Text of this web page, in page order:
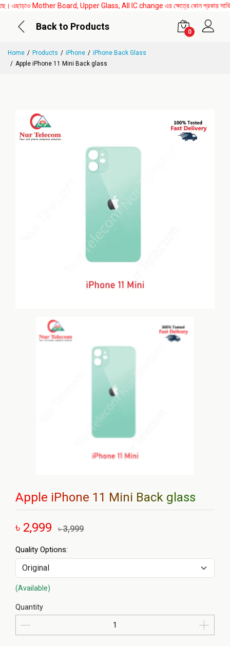
Mother Board, Upper Glass, All IC change এর ক্ষেত্রে কোন প্রকার সার্ভিস
Back to Products
0
Home Products iPhone
iPhone Back Glass
Apple iPhone 11 Mini Back glass
Apple iPhone 11 Mini Back glass
৳ 2,999 ৳ 3,999
Quality Options:
(Available)
Quantity